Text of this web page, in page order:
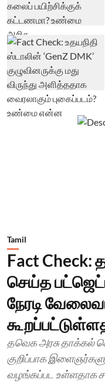
Tamil
Fact Check:
செய்த
நேரடி
தவெக அரசு தாக்கல்
குறிப்பாக
வழங்கப்பட உள்ளதாக